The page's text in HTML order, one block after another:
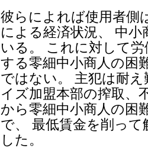
彼らによれば使用者側
による経済状況、 中
いる。 これに対して
する零細中小商人の困
ではない。 主犯は耐
イズ加盟本部の搾取、
から零細中小商人の困
で、 最低賃金を削っ
した。